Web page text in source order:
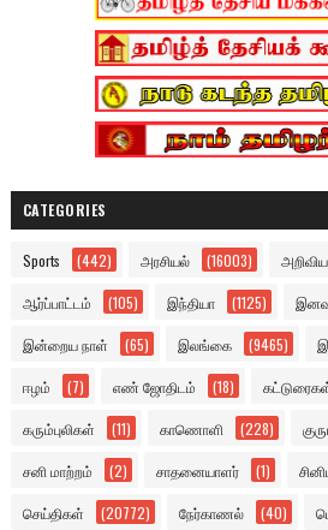
CATEGORIES
Sports (442) அரசியல் (16003)
ஆர்ப்பாட்டம் (105) இந்தியா (1125)
இன்றைய நாள் (65) இலங்கை (9465)
ஈழம் (7) எண் ஜோதிடம் (18)
கரும்புலிகள் (11) காணொளி (228)
சனி மாற்றம் (2) சாதனையாளர் (1)
செய்திகள் (20772) நேர்காணல் (40)